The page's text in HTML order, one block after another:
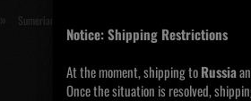
Notice: Shipping Restrictions
At the moment, shipping toRussia
Once the situation is resolved,
» Sumerian Moon - Demonology - Vinyl 12"